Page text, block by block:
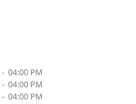
- 04:00 PM
- 04:00 PM
- 04:00 PM